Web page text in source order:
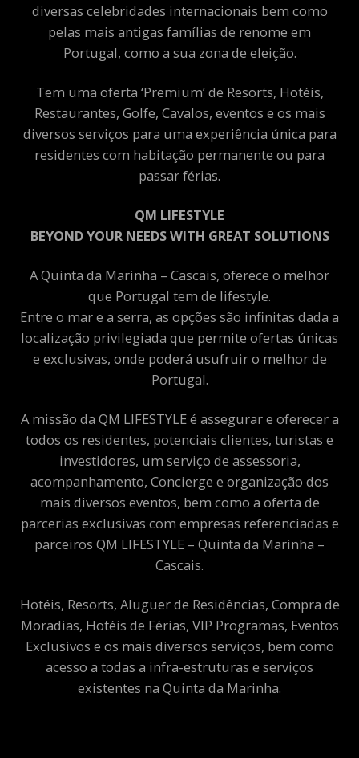
diversas celebridades internacionais bem como
pelas mais antigas famílias de renome em
Portugal, como a sua zona de eleição.
Tem uma oferta ‘Premium’ de Resorts, Hotéis,
Restaurantes, Golfe, Cavalos, eventos e os mais
diversos serviços para uma experiência única para
residentes com habitação permanente ou para
passar férias.
QM LIFESTYLE
BEYOND YOUR NEEDS WITH GREAT SOLUTIONS
A Quinta da Marinha – Cascais, oferece o melhor
que Portugal tem de lifestyle.
Entre o mar e a serra, as opções são infinitas dada a
localização privilegiada que permite ofertas únicas
e exclusivas, onde poderá usufruir o melhor de
Portugal.
A missão da QM LIFESTYLE é assegurar e oferecer a
todos os residentes, potenciais clientes, turistas e
investidores, um serviço de assessoria,
acompanhamento, Concierge e organização dos
mais diversos eventos, bem como a oferta de
parcerias exclusivas com empresas referenciadas e
parceiros QM LIFESTYLE – Quinta da Marinha –
Cascais.
Hotéis, Resorts, Aluguer de Residências, Compra de
Moradias, Hotéis de Férias, VIP Programas, Eventos
Exclusivos e os mais diversos serviços, bem como
acesso a todas a infra-estruturas e serviços
existentes na Quinta da Marinha.